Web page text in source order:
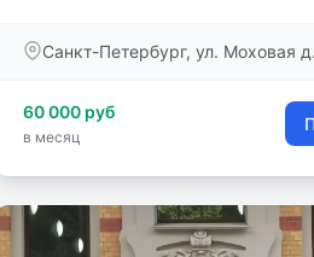
Санкт-Петербург, ул. Моховая
60 000 руб
в месяц